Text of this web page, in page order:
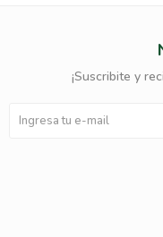
¡Suscribite y